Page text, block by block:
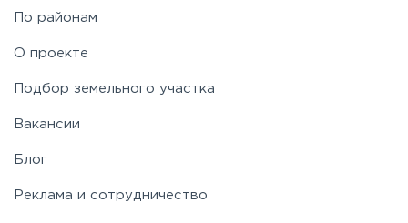
По районам
О проекте
Подбор земельного участка
Вакансии
Блог
Реклама и сотрудничество